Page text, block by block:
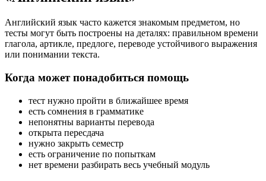
Английский язык часто кажется знакомым предметом, но
тесты могут быть построены на деталях: правильном времени
глагола, артикле, предлоге, переводе устойчивого выражения
или понимании текста.
Когда может понадобиться помощь
тест нужно пройти в ближайшее время
есть сомнения в грамматике
непонятны варианты перевода
открыта пересдача
нужно закрыть семестр
есть ограничение по попыткам
нет времени разбирать весь учебный модуль